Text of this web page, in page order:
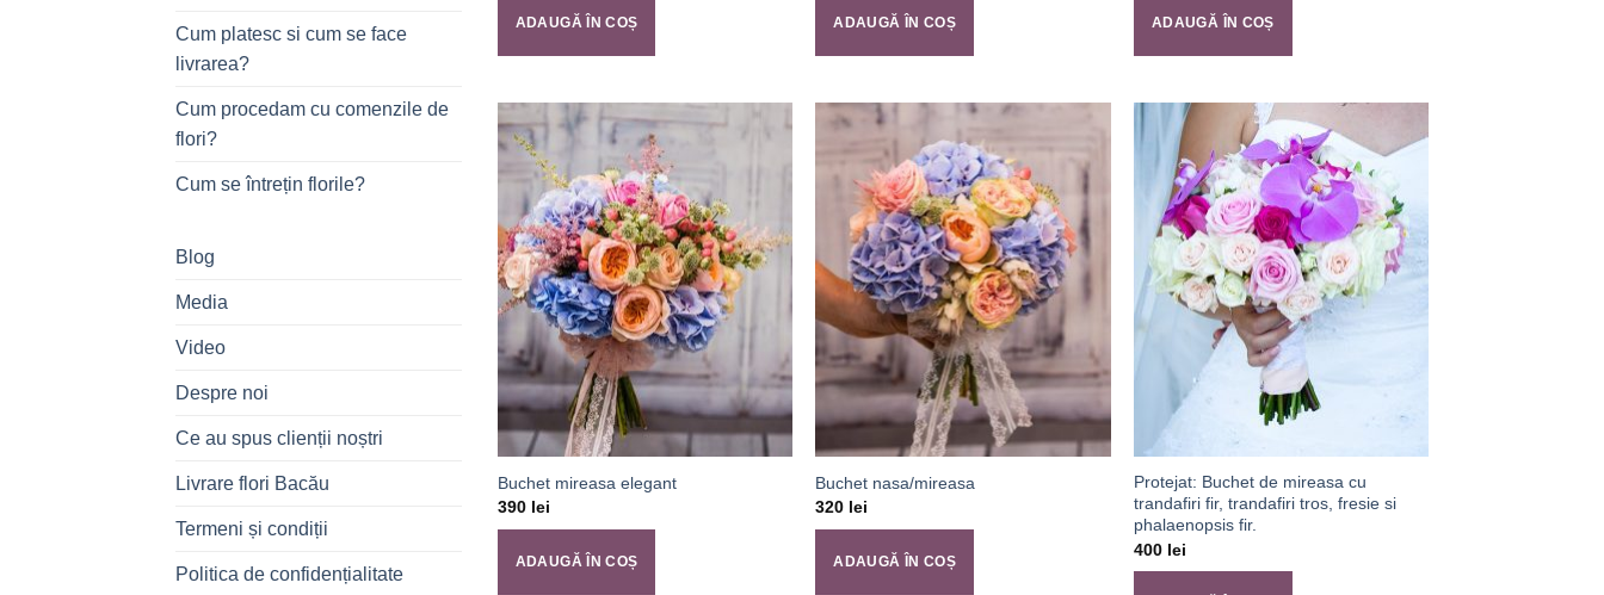
Cum platesc si cum se face
livrarea?
Cum procedam cu comenzile de
flori?
Cum se întrețin florile?
Blog
Media
Video
Despre noi
Ce au spus clienții noștri
Livrare flori Bacău
Termeni și condiții
Politica de confidențialitate
ADAUGĂ ÎN COȘ ADAUGĂ ÎN COȘ ADAUGĂ ÎN COȘ
Buchet mireasa elegant
390 lei
ADAUGĂ ÎN COȘ
Buchet nasa/mireasa
320 lei
ADAUGĂ ÎN COȘ
Protejat: Buchet de mireasa cu
trandafiri fir, trandafiri tros, fresie si
phalaenopsis fir.
400 lei